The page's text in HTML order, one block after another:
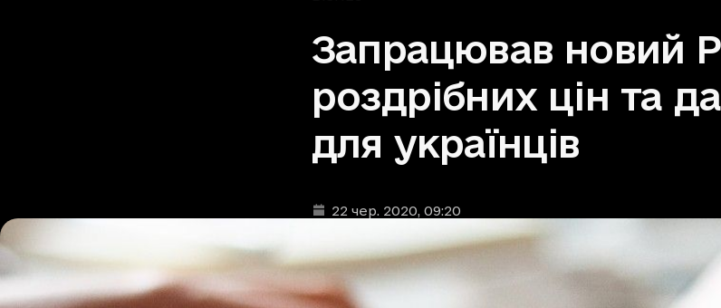
Запрацював новий
роздрібних цін та
для українців
Дата та час публікації:
22 чер. 2020, 09:20